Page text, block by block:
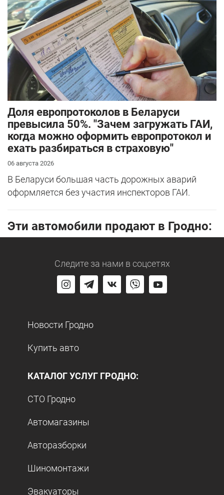
Доля европротоколов в Беларуси
превысила 50%. "Зачем загружать ГАИ,
когда можно оформить европротокол и
ехать разбираться в страховую"
06 августа 2026
В Беларуси большая часть дорожных аварий
оформляется без участия инспекторов ГАИ.
Эти автомобили продают в Гродно:
Следите за нами в соцсетях
Новости Гродно
Купить авто
КАТАЛОГ УСЛУГ ГРОДНО:
СТО Гродно
Автомагазины
Авторазборки
Шиномонтажи
Эвакуаторы